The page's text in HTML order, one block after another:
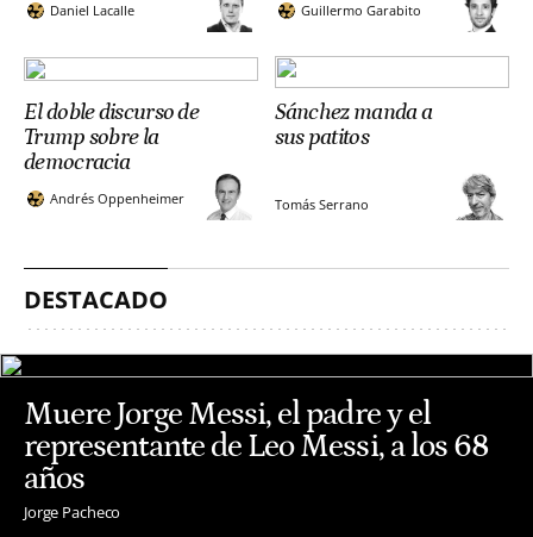
Daniel Lacalle Guillermo Garabito
El doble discurso de
Trump sobre la
democracia
Andrés Oppenheimer
Sánchez manda a
sus patitos
Tomás Serrano
DESTACADO
Muere Jorge Messi, el padre y el
representante de Leo Messi, a los 68
años
Jorge Pacheco